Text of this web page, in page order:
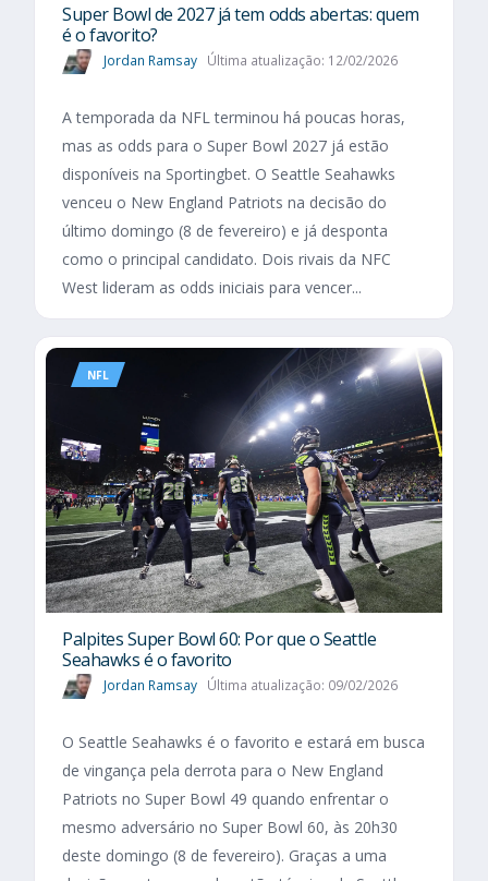
Super Bowl de 2027 já tem odds abertas: quem
é o favorito?
Jordan Ramsay Última atualização: 12/02/2026
A temporada da NFL terminou há poucas horas,
mas as odds para o Super Bowl 2027 já estão
disponíveis na Sportingbet. O Seattle Seahawks
venceu o New England Patriots na decisão do
último domingo (8 de fevereiro) e já desponta
como o principal candidato. Dois rivais da NFC
West lideram as odds iniciais para vencer...
NFL
Palpites Super Bowl 60: Por que o Seattle
Seahawks é o favorito
Jordan Ramsay Última atualização: 09/02/2026
O Seattle Seahawks é o favorito e estará em busca
de vingança pela derrota para o New England
Patriots no Super Bowl 49 quando enfrentar o
mesmo adversário no Super Bowl 60, às 20h30
deste domingo (8 de fevereiro). Graças a uma